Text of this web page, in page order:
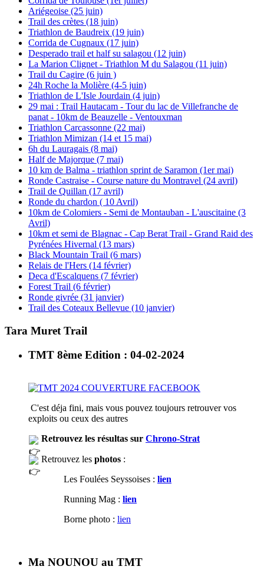
Ariégeoise (25 juin)
Trail des crètes (18 juin)
Triathlon de Baudreix (19 juin)
Corrida de Cugnaux (17 juin)
Desperado trail et half su salagou (12 juin)
La Marion Clignet - Triathlon M du Salagou (11 juin)
Trail du Cagire (6 juin )
24h Roche la Molière (4-5 juin)
Triathlon de L'Isle Jourdain (4 juin)
29 mai : Trail Hautacam - Tour du lac de Villefranche de
panat - 10km de Beauzelle - Ventouxman
Triathlon Carcassonne (22 mai)
Triathlon Mimizan (14 et 15 mai)
6h du Lauragais (8 mai)
Half de Majorque (7 mai)
10 km de Balma - triathlon sprint de Saramon (1er mai)
Ronde Castraise - Course nature du Montravel (24 avril)
Trail de Quillan (17 avril)
Ronde du chardon ( 10 Avril)
10km de Colomiers - Semi de Montauban - L'auscitaine (3
Avril)
10km et semi de Blagnac - Cap Berat Trail - Grand Raid des
Pyrénées Hivernal (13 mars)
Black Mountain Trail (6 mars)
Relais de l'Hers (14 février)
Deca d'Escalquens (7 février)
Forest Trail (6 février)
Ronde givrée (31 janvier)
Trail des Coteaux Bellevue (10 janvier)
Tara Muret Trail
TMT 8ème Edition : 04-02-2024
C'est déja fini, mais vous pouvez toujours retrouver vos
exploits ou ceux des autres
Retrouvez les résultas sur Chrono-Strat
Retrouvez les photos :
Les Foulées Seyssoises : lien
Running Mag : lien
Borne photo : lien
Ma NOUNOU au TMT